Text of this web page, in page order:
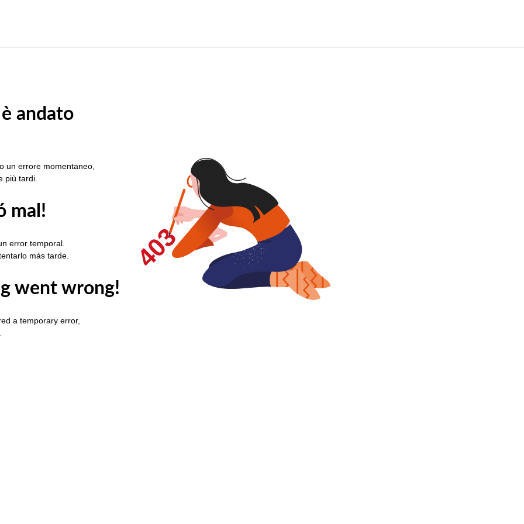
andato
un errore momentaneo,
più tardi.
mal!
error temporal.
más tarde.
went wrong!
a temporary error,
403